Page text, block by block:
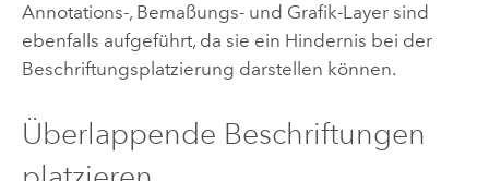
Annotations-, Bemaßungs- und Grafik-Layer sind
ebenfalls aufgeführt, da sie ein Hindernis bei der
Beschriftungsplatzierung darstellen können.
Überlappende Beschriftungen